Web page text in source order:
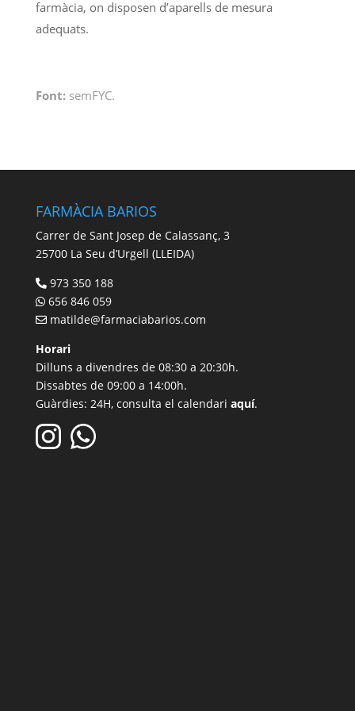
farmàcia, on disposen d’aparells de mesura
adequats.
Font:semFYC.
FARMÀCIA BARIOS
Carrer de Sant Josep de Calassanç, 3
25700 La Seu d’Urgell (LLEIDA)
973 350 188
656 846 059
matilde@farmaciabarios.com
Horari
Dilluns a divendres de 08:30 a 20:30h.
Dissabtes de 09:00 a 14:00h.
Guàrdies: 24H, consulta el calendari aquí.